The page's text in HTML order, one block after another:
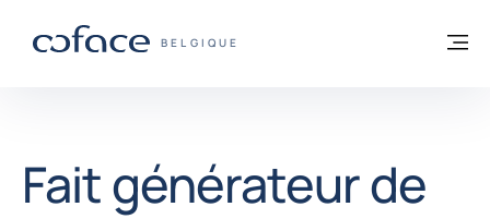
COFACE, FOR TRADE - PAGE D'ACCUEIL
BELGIQUE
Retour à la page d'accueil
Fait générateur de